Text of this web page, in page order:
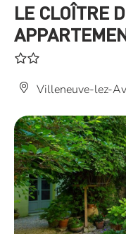
LE CLOÎTRE
Villeneuve-lez-